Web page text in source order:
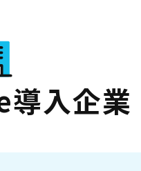
入企業